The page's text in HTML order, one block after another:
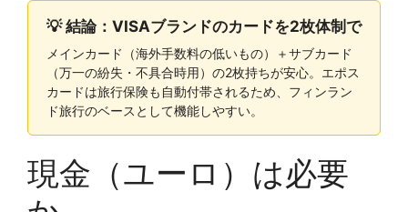
💡 結論：VISAブランドのカードを2枚体制で
メインカード（海外手数料の低いもの）＋サブカード
（万一の紛失・不具合時用）の2枚持ちが安心。エポス
カードは旅行保険も自動付帯されるため、フィンラン
ド旅行のベースとして機能しやすい。
現金（ユーロ）は必要